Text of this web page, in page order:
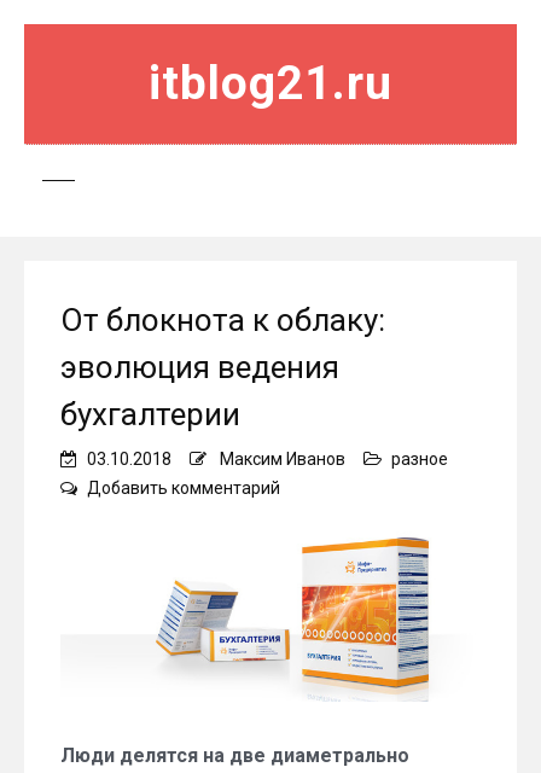
itblog21.ru
От блокнота к облаку:
эволюция ведения
бухгалтерии
03.10.2018 Максим Иванов
разное
Добавить комментарий
облаку:
эволюция
ведения
бухгалтерии
Люди делятся на две диаметрально